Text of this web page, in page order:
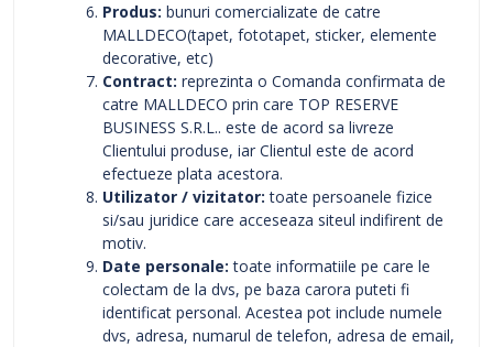
Produs: bunuri comercializate de catre
MALLDECO(tapet, fototapet, sticker, elemente
decorative, etc)
Contract: reprezinta o Comanda confirmata de
catre MALLDECO prin care TOP RESERVE
BUSINESS S.R.L.. este de acord sa livreze
Clientului produse, iar Clientul este de acord
efectueze plata acestora.
Utilizator / vizitator: toate persoanele fizice
si/sau juridice care acceseaza siteul indifirent de
motiv.
Date personale: toate informatiile pe care le
colectam de la dvs, pe baza carora puteti fi
identificat personal. Acestea pot include numele
dvs, adresa, numarul de telefon, adresa de email,